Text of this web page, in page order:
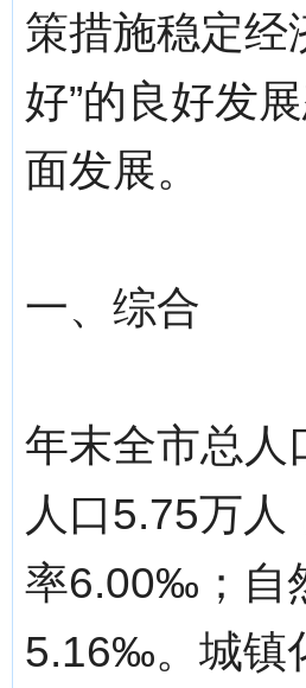
策措施稳定经
好”的良好发
面发展。
一、综合
年末全市总人
人口5.75万
率6.00‰；自
5.16‰。城镇